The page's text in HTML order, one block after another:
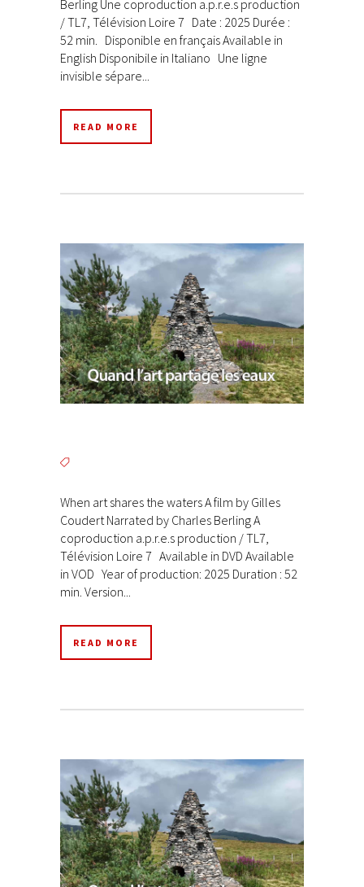
Berling Une coproduction a.p.r.e.s production
/ TL7, Télévision Loire 7 Date : 2025 Durée :
52 min. Disponible en français Available in
English Disponibile in Italiano Une ligne
invisible sépare...
READ MORE
When art shares the waters A film by Gilles
Coudert Narrated by Charles Berling A
coproduction a.p.r.e.s production / TL7,
Télévision Loire 7 Available in DVD Available
in VOD Year of production: 2025 Duration : 52
min. Version...
READ MORE